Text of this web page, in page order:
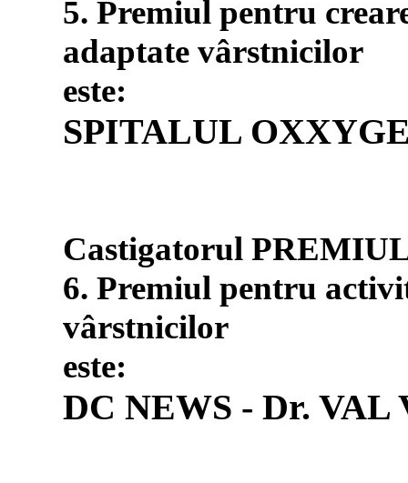
5. Premiul pentru
adaptate vârstnicilor
este:
SPITALUL
Castigatorul
6. Premiul pentru
vârstnicilor
este:
DC NEWS - Dr. VAL